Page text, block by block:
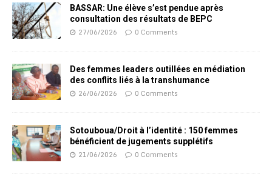
BASSAR: Une élève s’est pendue après
consultation des résultats de BEPC
27/06/2026 0 Comments
Des femmes leaders outillées en médiation
des conflits liés à la transhumance
26/06/2026 0 Comments
Sotouboua/Droit à l’identité : 150 femmes
bénéficient de jugements supplétifs
21/06/2026 0 Comments